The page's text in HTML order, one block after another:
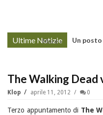
Ultime Notizie
More »
Un
The Walking Dead
Klop aprile 11, 2012 0
Terzo appuntamento di The